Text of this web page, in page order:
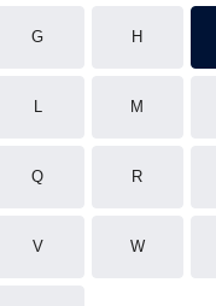
G H
L M
Q R
V W